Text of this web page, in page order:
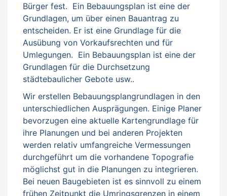
Bürger fest. Ein Bebauungsplan ist eine der
Grundlagen, um über einen Bauantrag zu
entscheiden. Er ist eine Grundlage für die
Ausübung von Vorkaufsrechten und für
Umlegungen. Ein Bebauungsplan ist eine der
Grundlagen für die Durchsetzung
städtebaulicher Gebote usw..
Wir erstellen Bebauungsplangrundlagen in den
unterschiedlichen Ausprägungen. Einige Planer
bevorzugen eine aktuelle Kartengrundlage für
ihre Planungen und bei anderen Projekten
werden relativ umfangreiche Vermessungen
durchgeführt um die vorhandene Topografie
möglichst gut in die Planungen zu integrieren.
Bei neuen Baugebieten ist es sinnvoll zu einem
frühen Zeitpunkt die Umringsgrenzen in einem